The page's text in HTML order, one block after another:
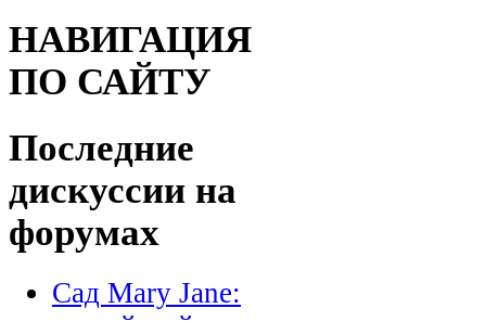
НАВИГАЦИЯ
ПО САЙТУ
Последние
дискуссии на
форумах
Сад Mary Jane: